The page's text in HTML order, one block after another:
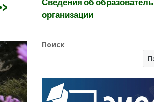
Сведения об
организации
Поиск